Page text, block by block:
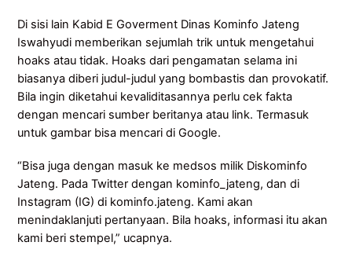
Di sisi lain Kabid E Goverment Dinas Kominfo Jateng
Iswahyudi memberikan sejumlah trik untuk mengetahui
hoaks atau tidak. Hoaks dari pengamatan selama ini
biasanya diberi judul-judul yang bombastis dan provokatif.
Bila ingin diketahui kevaliditasannya perlu cek fakta
dengan mencari sumber beritanya atau link. Termasuk
untuk gambar bisa mencari di Google.
“Bisa juga dengan masuk ke medsos milik Diskominfo
Jateng. Pada Twitter dengan kominfo_jateng, dan di
Instagram (IG) di kominfo.jateng. Kami akan
menindaklanjuti pertanyaan. Bila hoaks, informasi itu akan
kami beri stempel,” ucapnya.